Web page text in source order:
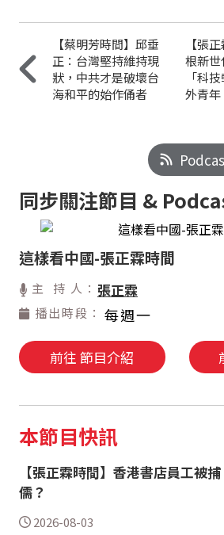
【蔡明芳時間】邱垂
正：台灣堅持維持現
狀，中共才是破壞台
海和平的始作俑者
【張
根新
「科
外青年
同步關注節目 &
這樣看中國-張正霖時間
主 持 人： 張正霖
播出時段： 每週一
前往 節目介紹
本節目快訊
【張正霖時間】香港書店員工被
儒？
2026-08-03